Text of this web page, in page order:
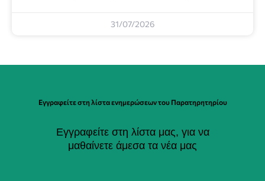
31/07/2026
Εγγραφείτε στη λίστα ενημερώσεων του Παρατηρητηρίου
Εγγραφείτε στη λίστα μας, για να
μαθαίνετε άμεσα τα νέα μας